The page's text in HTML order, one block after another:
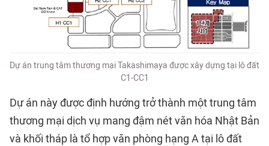
Dự án trung tâm thương mại Takashimaya được xây dựng tại lô đất
C1-CC1
Dự án này được định hướng trở thành một trung tâm
thương mại dịch vụ mang đậm nét văn hóa Nhật Bản
và khối tháp là tổ hợp văn phòng hạng A tại lô đất